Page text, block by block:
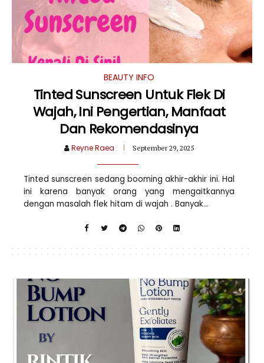
BEAUTY INFO
Tinted Sunscreen Untuk Flek Di
Wajah, Ini Pengertian, Manfaat
Dan Rekomendasinya
Reyne Raea September 29, 2025
Tinted sunscreen sedang booming akhir-akhir ini. Hal
ini karena banyak orang yang mengaitkannya
dengan masalah flek hitam di wajah . Banyak...